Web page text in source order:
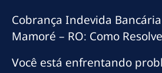
Cobrança Indevida
Mamoré – RO: Como
Você está enfrentando